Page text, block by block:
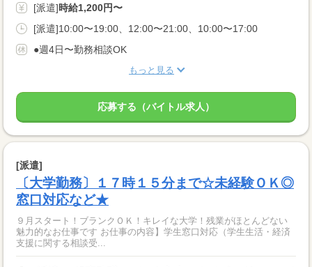
[派遣]時給1,200円〜
[派遣]10:00〜19:00、12:00〜21:00、10:00〜17:00
●週4日〜勤務相談OK
もっと見る
応募する（バイトル求人）
[派遣]
〔大学勤務〕１７時１５分まで☆未経験ＯＫ◎
窓口対応など★
９月スタート！ブランクＯＫ！キレイな大学！残業がほとんどない
魅力的なお仕事です お仕事の内容】学生窓口対応（学生生活・経済
支援に関する相談受...